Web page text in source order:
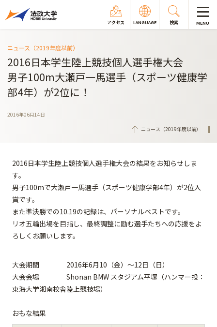
アクセス LANGUAGE 検索 MENU
ニュース（2019年度以前）
2016日本学生陸上競技個人選手権大会
男子100m大瀬戸一馬選手（スポーツ健康学
部4年）が2位に！
2016年06月14日
ニュース（2019年度以前）
2016日本学生陸上競技個人選手権大会の結果をお知らせしま
す。
男子100mで大瀬戸一馬選手（スポーツ健康学部4年）が2位入
賞です。
また準決勝での10.19の記録は、パーソナルベストです。
リオ五輪出場を目指し、最終調整に励む選手たちへの応援をよ
ろしくお願いします。
大会期間 2016年6月10（金）～12日（日）
大会会場 Shonan BMW スタジアム平塚（ハンマー投：
東海大学湘南校舎陸上競技場）
おもな結果